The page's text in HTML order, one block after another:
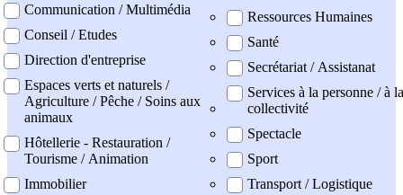
Communication / Multimédia
Conseil / Etudes
Direction d'entreprise
Espaces verts et naturels /
Agriculture / Pêche / Soins aux
animaux
Hôtellerie - Restauration /
Tourisme / Animation
Immobilier
Ressources Humaines
Santé
Secrétariat / Assistanat
Services à la personne / à la
collectivité
Spectacle
Sport
Transport / Logistique